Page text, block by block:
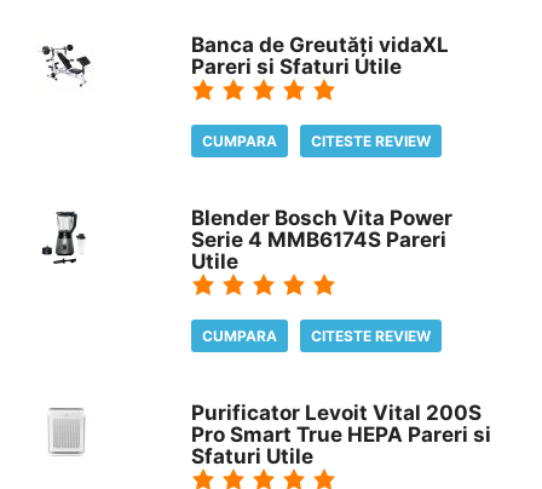
Banca de Greutăți vidaXL
Pareri si Sfaturi Utile
CUMPARA CITESTE REVIEW
Blender Bosch Vita Power
Serie 4 MMB6174S Pareri
Utile
CUMPARA CITESTE REVIEW
Purificator Levoit Vital 200S
Pro Smart True HEPA Pareri si
Sfaturi Utile